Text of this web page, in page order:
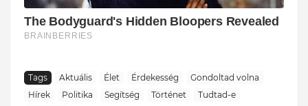
Tags Aktuális Élet Érdekesség
Gondoltad volna
Hírek
Politika Segítség Történet
Tudtad-e